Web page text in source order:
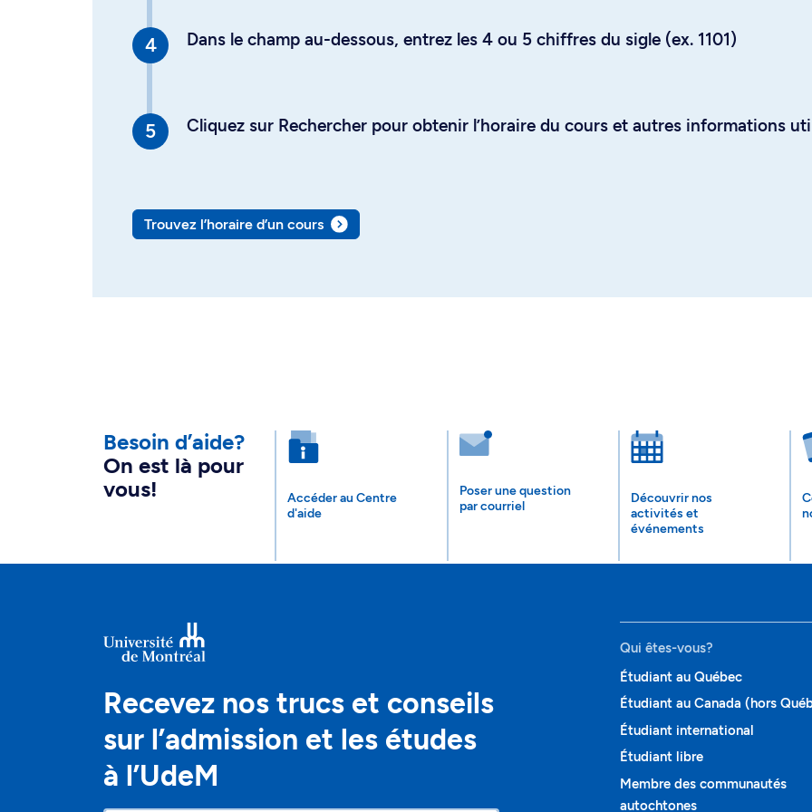
Dans le champ au-dessous, entrez les 4 ou 5 chiffres du sigle (ex. 1101)
Cliquez sur Rechercher pour obtenir l’horaire du cours et autres informations
Trouvez l’horaire d’un cours
Besoin d’aide?
On est là pour
vous!
Accéder au Centre
d'aide
Poser une question
par courriel
Découvrir nos
activités et
événements
Recevez nos trucs et conseils
sur l’admission et les études
à l’UdeM
Qui êtes-vous?
Étudiant au Québec
Étudiant au Canada (hors
Étudiant international
Étudiant libre
Membre des communautés
autochtones